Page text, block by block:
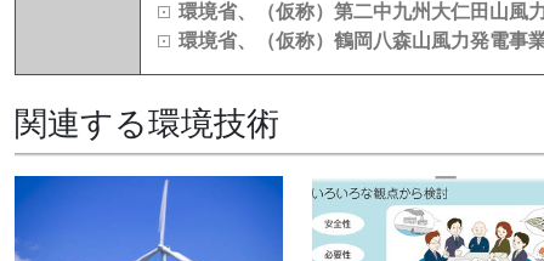
環境省、（仮称）第二中九州大仁田山風
環境省、（仮称）鶴岡八森山風力発電事
関連する環境技術